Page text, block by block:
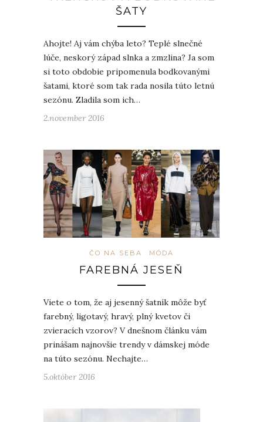
ŠATY
Ahojte! Aj vám chýba leto? Teplé slnečné
lúče, neskorý západ slnka a zmzlina? Ja som
si toto obdobie pripomenula bodkovanými
šatami, ktoré som tak rada nosila túto letnú
sezónu. Zladila som ich…
2.november 2016
ČO NA SEBA MÓDA
FAREBNÁ JESEŇ
Viete o tom, že aj jesenný šatník môže byť
farebný, ligotavý, hravý, plný kvetov či
zvieracích vzorov? V dnešnom článku vám
prinášam najnovšie trendy v dámskej móde
na túto sezónu. Nechajte…
5.október 2016